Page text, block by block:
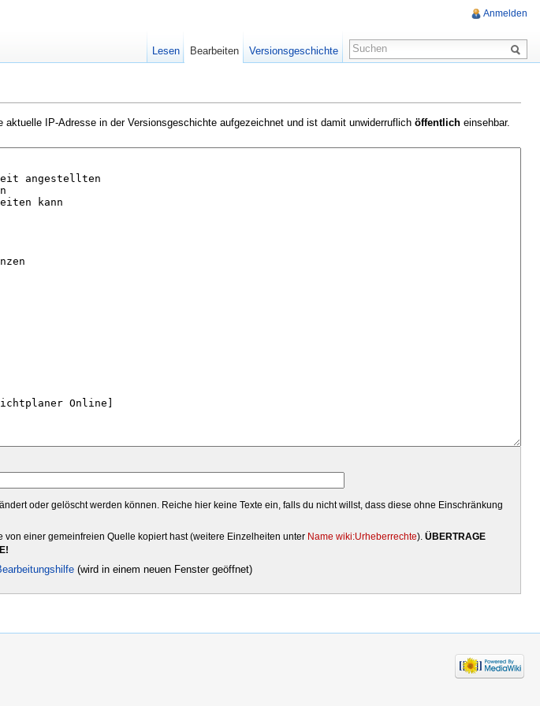
IP-Adresse in der Versionsgeschichte aufgezeichnet und ist damit unwiderruflich öffentlich einsehbar.
oder gelöscht werden können. Reiche hier keine Texte ein, falls du nicht willst, dass diese ohne Einschränkung
einer gemeinfreien Quelle kopiert hast (weitere Einzelheiten unter Name wiki:Urheberrechte). ÜBERTRAGE
(wird in einem neuen Fenster geöffnet)
Anmelden
Lesen Bearbeiten Versionsgeschichte